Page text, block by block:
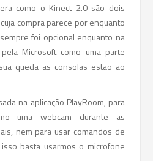
como o Kinect 2.0 são dois
compra parece por enquanto
foi opcional enquanto na
Microsoft como uma parte
queda as consolas estão ao
na aplicação PlayRoom, para
uma webcam durante as
nem para usar comandos de
basta usarmos o microfone